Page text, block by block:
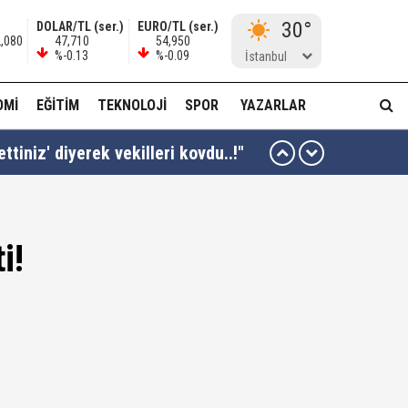
DOLAR/TL (ser.)
47,710
%-0.13
EURO/TL (ser.)
54,950
%-0.09
30°
İstanbul
EĞITIM TEKNOLOJI SPOR YAZARLAR
yiyor..!"
kararı...